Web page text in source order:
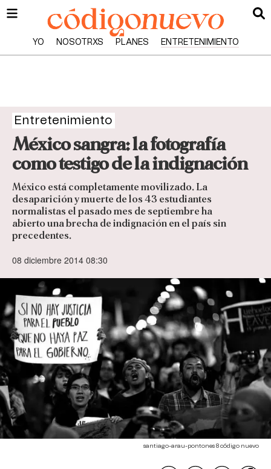
YO NOSOTRXS PLANES ENTRETENIMIENTO
Entretenimiento
México sangra: la fotografía
como testigo de la indignación
México está completamente movilizado. La
desaparición y muerte de los 43 estudiantes
normalistas el pasado mes de septiembre ha
abierto una brecha de indignación en el país sin
precedentes.
08 diciembre 2014 08:30
santiago-arau-pontones 8 código nuevo